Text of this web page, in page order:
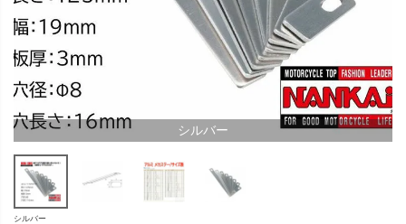
シルバー
シルバー